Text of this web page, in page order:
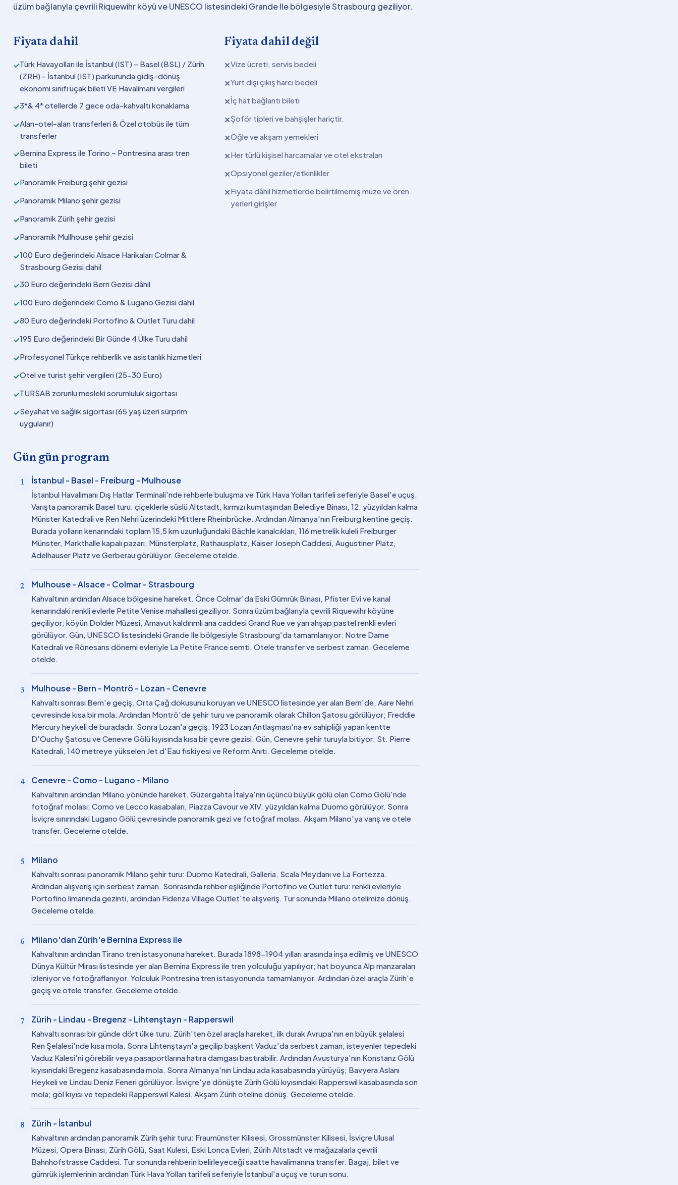
üzüm bağlarıyla çevrili Riquewihr köyü ve UNESCO listesindeki Grande Ile bölgesiyle Strasbourg geziliyor.
Fiyata dahil
✓Türk Havayolları ile İstanbul (IST) – Basel (BSL) / Zürih
(ZRH) - İstanbul (IST) parkurunda gidiş-dönüş
ekonomi sınıfı uçak bileti VE Havalimanı vergileri
✓3*& 4* otellerde 7 gece oda-kahvaltı konaklama
✓Alan-otel-alan transferleri & Özel otobüs ile tüm
transferler
✓Bernina Express ile Torino – Pontresina arası tren
bileti
✓Panoramik Freiburg şehir gezisi
✓Panoramik Milano şehir gezisi
✓Panoramik Zürih şehir gezisi
✓Panoramik Mullhouse şehir gezisi
✓100 Euro değerindeki Alsace Harikaları Colmar &
Strasbourg Gezisi dahil
✓30 Euro değerindeki Bern Gezisi dâhil
✓100 Euro değerindeki Como & Lugano Gezisi dahil
✓80 Euro değerindeki Portofino & Outlet Turu dahil
✓195 Euro değerindeki Bir Günde 4 Ülke Turu dahil
✓Profesyonel Türkçe rehberlik ve asistanlık hizmetleri
✓Otel ve turist şehir vergileri (25-30 Euro)
✓TURSAB zorunlu mesleki sorumluluk sigortası
✓Seyahat ve sağlık sigortası (65 yaş üzeri sürprim
uygulanır)
Fiyata dahil değil
✕Vize ücreti, servis bedeli
✕Yurt dışı çıkış harcı bedeli
✕İç hat bağlantı bileti
✕Şoför tipleri ve bahşişler hariçtir.
✕Öğle ve akşam yemekleri
✕Her türlü kişisel harcamalar ve otel ekstraları
✕Opsiyonel geziler/etkinlikler
✕Fiyata dâhil hizmetlerde belirtilmemiş müze ve ören
yerleri girişler
Gün gün program
1 İstanbul - Basel - Freiburg - Mulhouse
İstanbul Havalimanı Dış Hatlar Terminali'nde rehberle buluşma ve Türk Hava Yolları tarifeli seferiyle Basel'e uçuş.
Varışta panoramik Basel turu: çiçeklerle süslü Altstadt, kırmızı kumtaşından Belediye Binası, 12. yüzyıldan kalma
Münster Katedrali ve Ren Nehri üzerindeki Mittlere Rheinbrücke. Ardından Almanya'nın Freiburg kentine geçiş.
Burada yolların kenarındaki toplam 15,5 km uzunluğundaki Bächle kanalcıkları, 116 metrelik kuleli Freiburger
Münster, Markthalle kapalı pazarı, Münsterplatz, Rathausplatz, Kaiser Joseph Caddesi, Augustiner Platz,
Adelhauser Platz ve Gerberau görülüyor. Geceleme otelde.
2 Mulhouse - Alsace - Colmar - Strasbourg
Kahvaltının ardından Alsace bölgesine hareket. Önce Colmar'da Eski Gümrük Binası, Pfister Evi ve kanal
kenarındaki renkli evlerle Petite Venise mahallesi geziliyor. Sonra üzüm bağlarıyla çevrili Riquewihr köyüne
geçiliyor; köyün Dolder Müzesi, Arnavut kaldırımlı ana caddesi Grand Rue ve yarı ahşap pastel renkli evleri
görülüyor. Gün, UNESCO listesindeki Grande Ile bölgesiyle Strasbourg'da tamamlanıyor: Notre Dame
Katedrali ve Rönesans dönemi evleriyle La Petite France semti. Otele transfer ve serbest zaman. Geceleme
otelde.
3 Mulhouse - Bern - Montrö - Lozan - Cenevre
Kahvaltı sonrası Bern'e geçiş. Orta Çağ dokusunu koruyan ve UNESCO listesinde yer alan Bern'de, Aare Nehri
çevresinde kısa bir mola. Ardından Montrö'de şehir turu ve panoramik olarak Chillon Şatosu görülüyor; Freddie
Mercury heykeli de buradadır. Sonra Lozan'a geçiş: 1923 Lozan Antlaşması'na ev sahipliği yapan kentte
D'Ouchy Şatosu ve Cenevre Gölü kıyısında kısa bir çevre gezisi. Gün, Cenevre şehir turuyla bitiyor: St. Pierre
Katedrali, 140 metreye yükselen Jet d'Eau fıskiyesi ve Reform Anıtı. Geceleme otelde.
4 Cenevre - Como - Lugano - Milano
Kahvaltının ardından Milano yönünde hareket. Güzergahta İtalya'nın üçüncü büyük gölü olan Como Gölü'nde
fotoğraf molası; Como ve Lecco kasabaları, Piazza Cavour ve XIV. yüzyıldan kalma Duomo görülüyor. Sonra
İsviçre sınırındaki Lugano Gölü çevresinde panoramik gezi ve fotoğraf molası. Akşam Milano'ya varış ve otele
transfer. Geceleme otelde.
5 Milano
Kahvaltı sonrası panoramik Milano şehir turu: Duomo Katedrali, Galleria, Scala Meydanı ve La Fortezza.
Ardından alışveriş için serbest zaman. Sonrasında rehber eşliğinde Portofino ve Outlet turu: renkli evleriyle
Portofino limanında gezinti, ardından Fidenza Village Outlet'te alışveriş. Tur sonunda Milano otelimize dönüş.
Geceleme otelde.
6 Milano'dan Zürih'e Bernina Express ile
Kahvaltının ardından Tirano tren istasyonuna hareket. Burada 1898-1904 yılları arasında inşa edilmiş ve UNESCO
Dünya Kültür Mirası listesinde yer alan Bernina Express ile tren yolculuğu yapılıyor; hat boyunca Alp manzaraları
izleniyor ve fotoğraflanıyor. Yolculuk Pontresina tren istasyonunda tamamlanıyor. Ardından özel araçla Zürih'e
geçiş ve otele transfer. Geceleme otelde.
7 Zürih - Lindau - Bregenz - Lihtenştayn - Rapperswil
Kahvaltı sonrası bir günde dört ülke turu. Zürih'ten özel araçla hareket, ilk durak Avrupa'nın en büyük şelalesi
Ren Şelalesi'nde kısa mola. Sonra Lihtenştayn'a geçilip başkent Vaduz'da serbest zaman; isteyenler tepedeki
Vaduz Kalesi'ni görebilir veya pasaportlarına hatıra damgası bastırabilir. Ardından Avusturya'nın Konstanz Gölü
kıyısındaki Bregenz kasabasında mola. Sonra Almanya'nın Lindau ada kasabasında yürüyüş; Bavyera Aslanı
Heykeli ve Lindau Deniz Feneri görülüyor. İsviçre'ye dönüşte Zürih Gölü kıyısındaki Rapperswil kasabasında son
mola; göl kıyısı ve tepedeki Rapperswil Kalesi. Akşam Zürih oteline dönüş. Geceleme otelde.
8 Zürih - İstanbul
Kahvaltının ardından panoramik Zürih şehir turu: Fraumünster Kilisesi, Grossmünster Kilisesi, İsviçre Ulusal
Müzesi, Opera Binası, Zürih Gölü, Saat Kulesi, Eski Lonca Evleri, Zürih Altstadt ve mağazalarla çevrili
Bahnhofstrasse Caddesi. Tur sonunda rehberin belirleyeceği saatte havalimanına transfer. Bagaj, bilet ve
gümrük işlemlerinin ardından Türk Hava Yolları tarifeli seferiyle İstanbul'a uçuş ve turun sonu.